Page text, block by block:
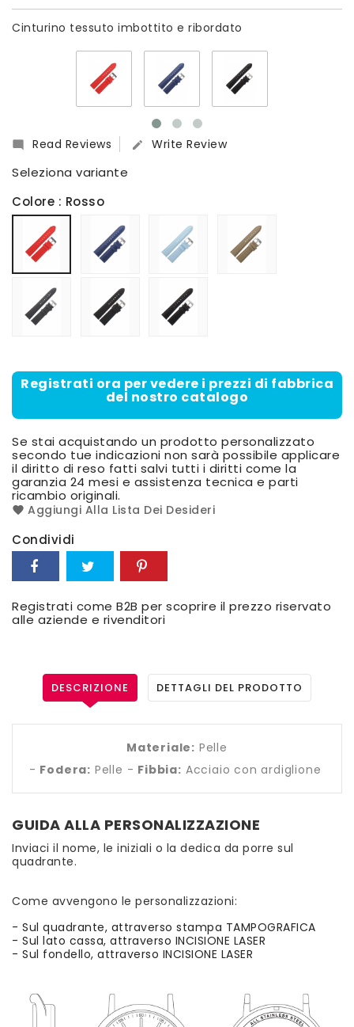
Cinturino tessuto imbottito e ribordato
 Read Reviews  Write Review
Seleziona variante
Colore : Rosso
opaco
grezzo
Registrati ora per vedere i prezzi di fabbrica
del nostro catalogo
Se stai acquistando un prodotto personalizzato
secondo tue indicazioni non sarà possibile applicare
il diritto di reso fatti salvi tutti i diritti come la
garanzia 24 mesi e assistenza tecnica e parti
ricambio originali.
Aggiungi Alla Lista Dei Desideri
Condividi
Registrati come B2B per scoprire il prezzo riservato
alle aziende e rivenditori
DESCRIZIONE DETTAGLI DEL PRODOTTO
Materiale: Pelle
- Fodera: Pelle - Fibbia: Acciaio con ardiglione
GUIDA ALLA PERSONALIZZAZIONE
Inviaci il nome, le iniziali o la dedica da porre sul
quadrante.
Come avvengono le personalizzazioni:
- Sul quadrante, attraverso stampa TAMPOGRAFICA
- Sul lato cassa, attraverso INCISIONE LASER
- Sul fondello, attraverso INCISIONE LASER